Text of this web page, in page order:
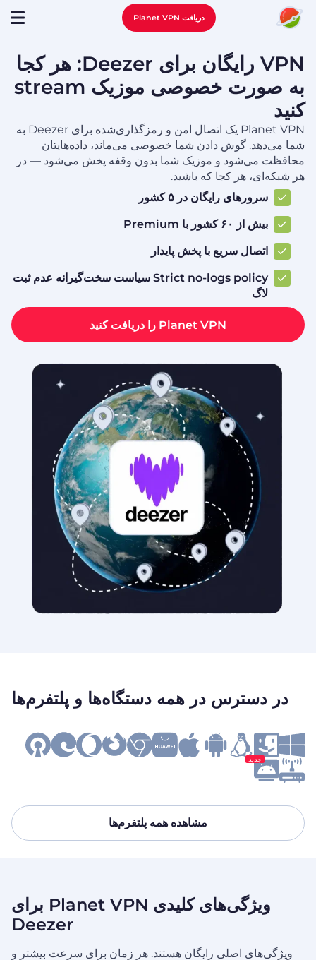
دریافت Planet VPN
VPN رایگان برای Deezer: هر کجا
به صورت خصوصی موزیک stream
کنید
Planet VPN یک اتصال امن و رمزگذاری‌شده برای Deezer به
شما می‌دهد. گوش دادن شما خصوصی می‌ماند، داده‌هایتان
محافظت می‌شود و موزیک شما بدون وقفه پخش می‌شود — در
هر شبکه‌ای، هر کجا که باشید.
سرورهای رایگان در ۵ کشور
بیش از ۶۰ کشور با Premium
اتصال سریع با پخش پایدار
Strict no-logs policy سیاست سخت‌گیرانه عدم ثبت
لاگ
Planet VPN را دریافت کنید
در دسترس در همه دستگاه‌ها و پلتفرم‌ها
جدید
مشاهده همه پلتفرم‌ها
ویژگی‌های کلیدی Planet VPN برای
Deezer
ویژگی‌های اصلی رایگان هستند. هر زمان برای سرعت بیشتر و